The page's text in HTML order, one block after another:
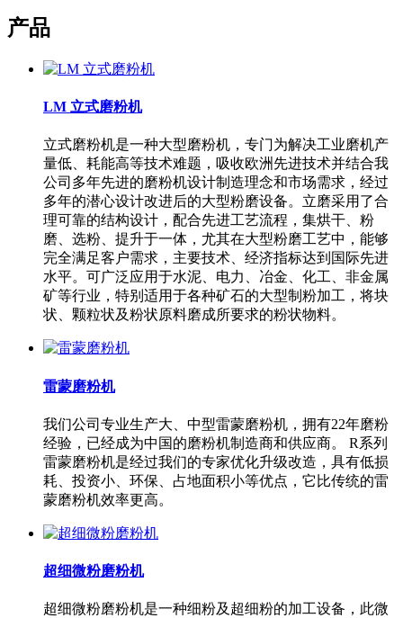
产品
LM 立式磨粉机
立式磨粉机是一种大型磨粉机，专门为解决工业磨机产
量低、耗能高等技术难题，吸收欧洲先进技术并结合我
公司多年先进的磨粉机设计制造理念和市场需求，经过
多年的潜心设计改进后的大型粉磨设备。立磨采用了合
理可靠的结构设计，配合先进工艺流程，集烘干、粉
磨、选粉、提升于一体，尤其在大型粉磨工艺中，能够
完全满足客户需求，主要技术、经济指标达到国际先进
水平。可广泛应用于水泥、电力、冶金、化工、非金属
矿等行业，特别适用于各种矿石的大型制粉加工，将块
状、颗粒状及粉状原料磨成所要求的粉状物料。
雷蒙磨粉机
我们公司专业生产大、中型雷蒙磨粉机，拥有22年磨粉
经验，已经成为中国的磨粉机制造商和供应商。 R系列
雷蒙磨粉机是经过我们的专家优化升级改造，具有低损
耗、投资小、环保、占地面积小等优点，它比传统的雷
蒙磨粉机效率更高。
超细微粉磨粉机
超细微粉磨粉机是一种细粉及超细粉的加工设备，此微